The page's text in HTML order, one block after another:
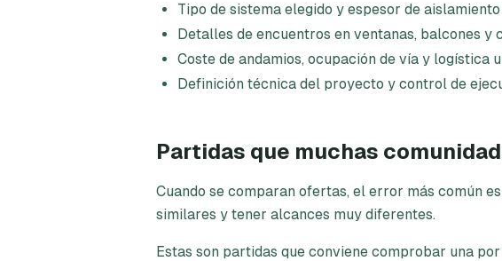
Tipo de sistema elegido y espesor de aislamiento
Detalles de encuentros en ventanas, balcones y
Coste de andamios, ocupación de vía y logística
Definición técnica del proyecto y control de
Partidas que muchas
Cuando se comparan ofertas, el error más común
similares y tener alcances muy diferentes.
Estas son partidas que conviene comprobar una